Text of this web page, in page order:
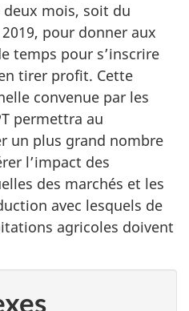
mois, soit du
pour donner aux
temps pour s’inscrire
tirer profit. Cette
convenue par les
permettra au
un plus grand nombre
l’impact des
des marchés et les
avec lesquels de
agricoles doivent